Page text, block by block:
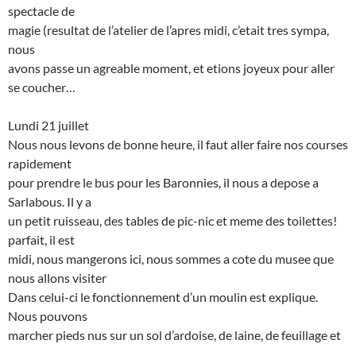
spectacle de
magie (resultat de l’atelier de l’apres midi, c’etait tres sympa,
nous
avons passe un agreable moment, et etions joyeux pour aller
se coucher…
Lundi 21 juillet
Nous nous levons de bonne heure, il faut aller faire nos courses
rapidement
pour prendre le bus pour les Baronnies, il nous a depose a
Sarlabous. Il y a
un petit ruisseau, des tables de pic-nic et meme des toilettes!
parfait, il est
midi, nous mangerons ici, nous sommes a cote du musee que
nous allons visiter
Dans celui-ci le fonctionnement d’un moulin est explique.
Nous pouvons
marcher pieds nus sur un sol d’ardoise, de laine, de feuillage et